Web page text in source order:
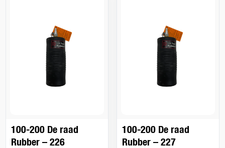
100-200 De raad
Rubber – 226
100-200 De raad
Rubber – 227